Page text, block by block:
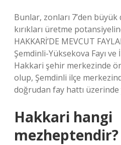
Bunlar, zonları 7’den
kırıkları üretme
HAKKARİ’DE MEVCUT
Şemdinli-Yüksekova Fayı ve
Hakkari şehir merkezinde
olup, Şemdinli ilçe
doğrudan fay hattı üzerinde
Hakkari hangi
mezheptendir?